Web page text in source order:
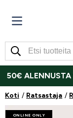
50€ ALENNUSTA
Koti Ratsastaja
ONLINE ONLY